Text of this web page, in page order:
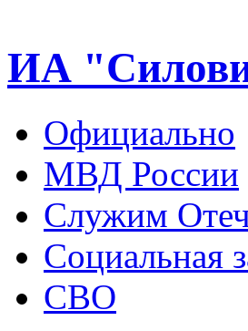
ИА
Официально
МВД России
Служим
Социальная
СВО